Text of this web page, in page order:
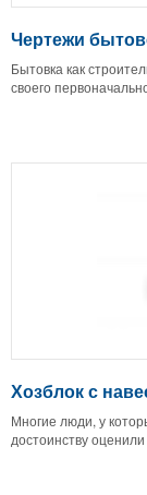
Чертежи
Бытовка как
своего
Хозблок с
Многие люди, у
достоинству